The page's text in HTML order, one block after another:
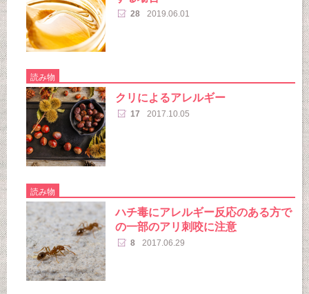
28 2019.06.01
読み物
クリによるアレルギー
17 2017.10.05
読み物
ハチ毒にアレルギー反応のある方で
の一部のアリ刺咬に注意
8 2017.06.29